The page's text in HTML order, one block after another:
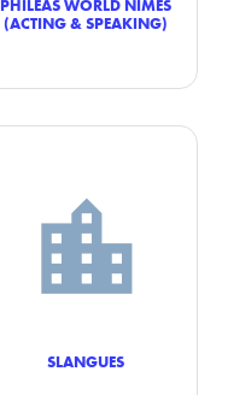
PHILEAS WORLD NIMES
(ACTING & SPEAKING)
SLANGUES